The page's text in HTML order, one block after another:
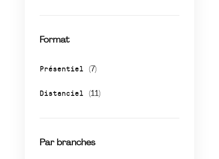
Format
Présentiel (7)
Distanciel (11)
Par branches